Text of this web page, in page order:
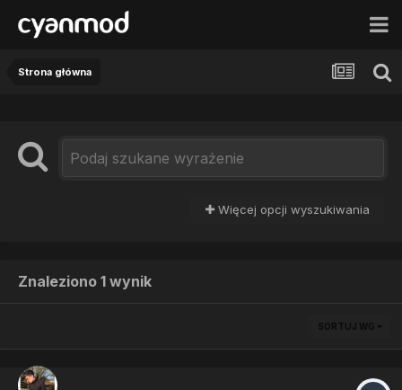
Strona główna
Więcej opcji wyszukiwania
Znaleziono 1 wynik
SORTUJ WG